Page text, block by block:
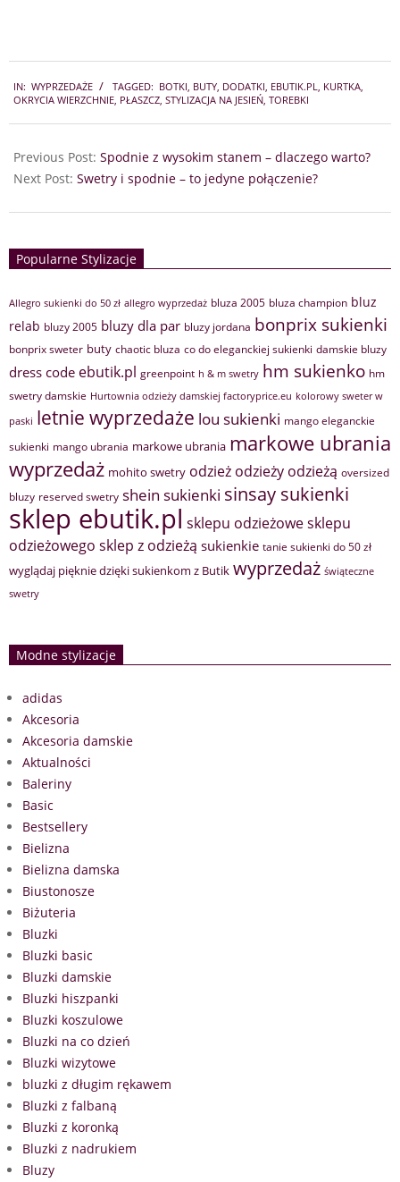
10-
IN: WYPRZEDAŻE TAGGED: BOTKI BUTY DODATKI EBUTIK.PL KURTKA
OKRYCIA WIERZCHNIE PŁASZCZ STYLIZACJA NA JESIEŃ TOREBKI
Previous Post: Spodnie z wysokim stanem – dlaczego warto?
Next Post: Swetry i spodnie – to jedyne połączenie?
Popularne Stylizacje
Allegro sukienki do 50 zł allegro wyprzedaż bluza 2005 bluza champion bluz
relab bluzy 2005 bluzy dla par bluzy jordana bonprix sukienki
bonprix sweter buty chaotic bluza co do eleganckiej sukienki damskie bluzy
dress code ebutik.pl greenpoint h & m swetry hm sukienko hm
swetry damskie Hurtownia odzieży damskiej factoryprice.eu kolorowy sweter w
paski letnie wyprzedaże lou sukienki mango eleganckie
sukienki mango ubrania markowe ubrania markowe ubrania
wyprzedaż mohito swetry odzież odzieży odzieżą oversized
bluzy reserved swetry shein sukienki sinsay sukienki
sklep ebutik.pl sklepu odzieżowesklepu
odzieżowego sklep z odzieżą sukienkie tanie sukienki do 50 zł
wyglądaj pięknie dzięki sukienkom z Butik wyprzedaż świąteczne
swetry
Modne stylizacje
adidas
Akcesoria
Akcesoria damskie
Aktualności
Baleriny
Basic
Bestsellery
Bielizna
Bielizna damska
Biustonosze
Biżuteria
Bluzki
Bluzki basic
Bluzki damskie
Bluzki hiszpanki
Bluzki koszulowe
Bluzki na co dzień
Bluzki wizytowe
bluzki z długim rękawem
Bluzki z falbaną
Bluzki z koronką
Bluzki z nadrukiem
Bluzy